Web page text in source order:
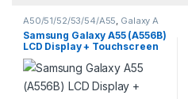
A50/51/52/53/54/A55, Galaxy A
Serie Samsung Smartphone
Reparatur
Samsung Galaxy A55 (A556B)
LCD Display + Touchscreen
Reparatur